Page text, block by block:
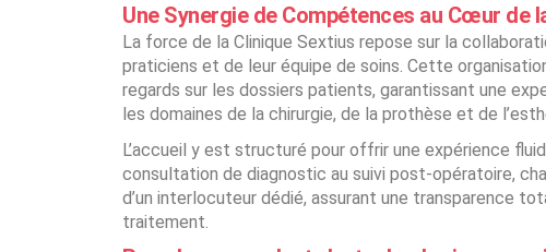
Une Synergie de Compétences au Cœur de
La force de la Clinique Sextius repose sur la
praticiens et de leur équipe de soins. Cette
regards sur les dossiers patients, garantissant une
les domaines de la chirurgie, de la prothèse et de
L’accueil y est structuré pour offrir une expérience
consultation de diagnostic au suivi post-opératoire,
d’un interlocuteur dédié, assurant une transparence
traitement.